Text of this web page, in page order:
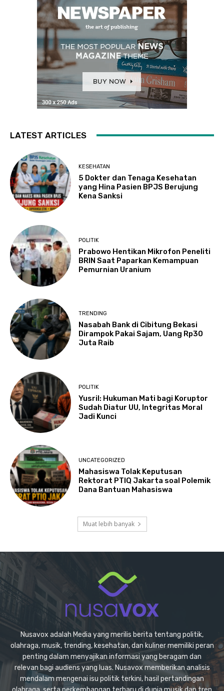
LATEST ARTICLES
KESEHATAN
5 Dokter dan Tenaga Kesehatan
yang Hina Pasien BPJS Berujung
Kena Sanksi
POLITIK
Prabowo Hentikan Mikrofon Peneliti
BRIN Saat Paparkan Kemampuan
Pemurnian Uranium
TRENDING
Nasabah Bank di Cibitung Bekasi
Dirampok Pakai Sajam, Uang Rp30
Juta Raib
POLITIK
Yusril: Hukuman Mati bagi Koruptor
Sudah Diatur UU, Integritas Moral
Jadi Kunci
UNCATEGORIZED
Mahasiswa Tolak Keputusan
Rektorat PTIQ Jakarta soal Polemik
Dana Bantuan Mahasiswa
Muat lebih banyak
Nusavox adalah Media yang merilis berita tentang politik,
olahraga, musik, trending, kesehatan, dan kuliner memiliki peran
penting dalam menyajikan informasi yang beragam dan
relevan bagi audiens yang luas. Nusavox memberikan analisis
mendalam mengenai isu politik terkini, hasil pertandingan